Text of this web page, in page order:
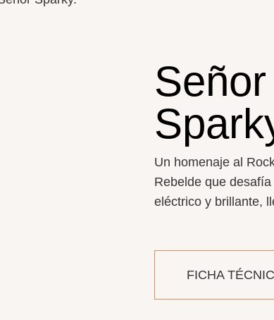
Señor
Un homenaje al
Rebelde que desafía
eléctrico y brillante,
FICHA